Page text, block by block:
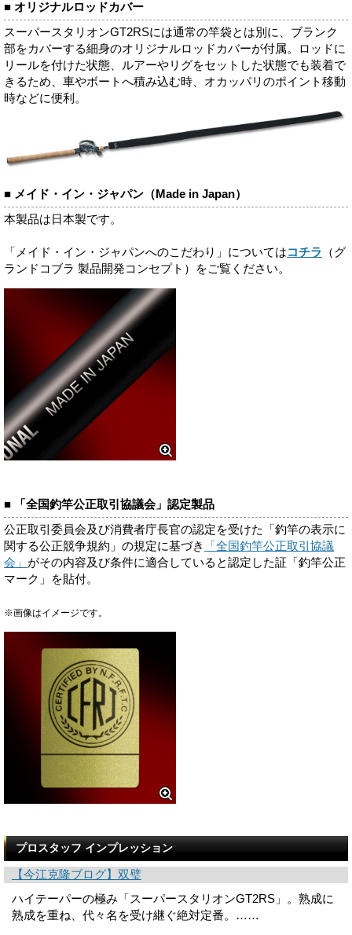
■ オリジナルロッドカバー
スーパースタリオンGT2RSには通常の竿袋とは別に、ブランク
部をカバーする細身のオリジナルロッドカバーが付属。ロッドに
リールを付けた状態、ルアーやリグをセットした状態でも装着で
きるため、車やボートへ積み込む時、オカッパリのポイント移動
時などに便利。
■ メイド・イン・ジャパン（Made in Japan）
本製品は日本製です。
「メイド・イン・ジャパンへのこだわり」についてはコチラ
（グ
ランドコブラ 製品開発コンセプト）をご覧ください。
■ 「全国釣竿公正取引協議会」認定製品
公正取引委員会及び消費者庁長官の認定を受けた「釣竿の表示に
関する公正競争規約」の規定に基づき
「全国釣竿公正取引協議
会」 がその内容及び条件に適合していると認定した証「釣竿公正
マーク」を貼付。
※画像はイメージです。
プロスタッフ インプレッション
【今江克隆ブログ】双璧
ハイテーパーの極み「スーパースタリオンGT2RS」。熟成に
熟成を重ね、代々名を受け継ぐ絶対定番。……